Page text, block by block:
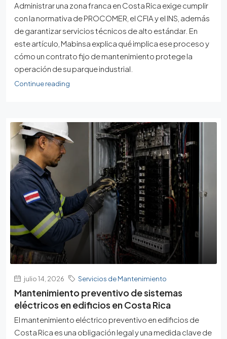
Administrar una zona franca en Costa Rica exige cumplir
con la normativa de PROCOMER, el CFIA y el INS, además
de garantizar servicios técnicos de alto estándar. En
este artículo, Mabinsa explica qué implica ese proceso y
cómo un contrato fijo de mantenimiento protege la
operación de su parque industrial.
Continue reading
julio 14, 2026 Servicios de Mantenimiento
Mantenimiento preventivo de sistemas
eléctricos en edificios en Costa Rica
El mantenimiento eléctrico preventivo en edificios de
Costa Rica es una obligación legal y una medida clave de